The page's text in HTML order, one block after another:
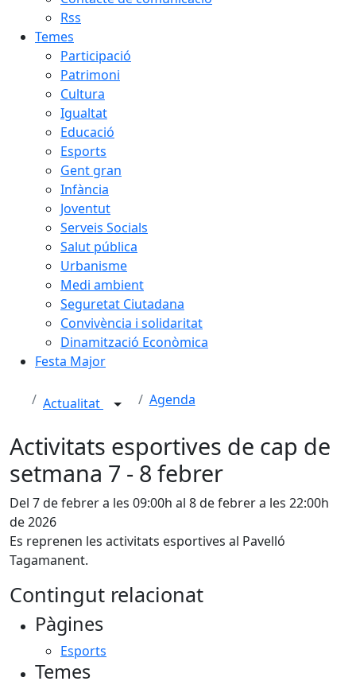
Rss
Temes
Participació
Patrimoni
Cultura
Igualtat
Educació
Esports
Gent gran
Infància
Joventut
Serveis Socials
Salut pública
Urbanisme
Medi ambient
Seguretat Ciutadana
Convivència i solidaritat
Dinamització Econòmica
Festa Major
Actualitat Agenda
Activitats esportives de cap de
setmana 7 - 8 febrer
Del 7 de febrer a les 09:00h al 8 de febrer a les 22:00h
de 2026
Es reprenen les activitats esportives al Pavelló
Tagamanent.
Contingut relacionat
Pàgines
Esports
Temes